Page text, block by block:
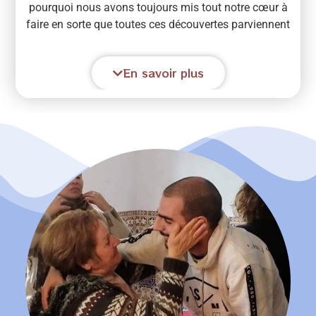
pourquoi nous avons toujours mis tout notre cœur à
faire en sorte que toutes ces découvertes parviennent
comme nous, les méritent et souhaitent les vivre. Pour
cela, nous vous apprenons à utiliser tous les outils de
communication disponibles et le langage, le ton et la
atteindre les recoins les plus profonds de l’autre
comme un fleuve d’amour balsamique, libérateur et
En savoir plus